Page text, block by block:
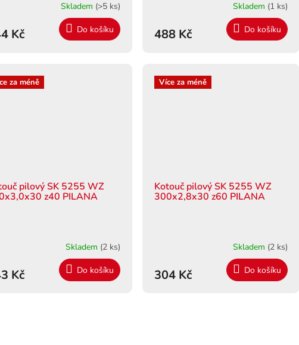
Skladem (>5 ks)
Kč Do košíku
Skladem (1 ks)
488 Kč Do košíku
za méně
pilový SK 5255 WZ
z40 PILANA
Skladem (2 ks)
Kč Do košíku
Více za méně
Kotouč pilový SK 5255 WZ
300x2,8x30 z60 PILANA
Skladem (2 ks)
304 Kč Do košíku